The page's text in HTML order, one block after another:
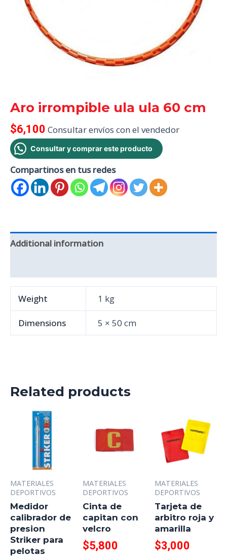
Aro irrompible ula ula 60 cm
$6,100 Consultar envíos con el vendedor
Consultar y comprar este producto
Compartinos en tus redes
Additional information
Weight 1 kg
Dimensions 5 × 50 cm
Related products
MATERIALES
DEPORTIVOS
Medidor
calibrador de
presion
Striker para
pelotas
MATERIALES
DEPORTIVOS
Cinta de
capitan con
velcro
$5,800
MATERIALES
DEPORTIVOS
Tarjeta de
arbitro roja y
amarilla
$3,000